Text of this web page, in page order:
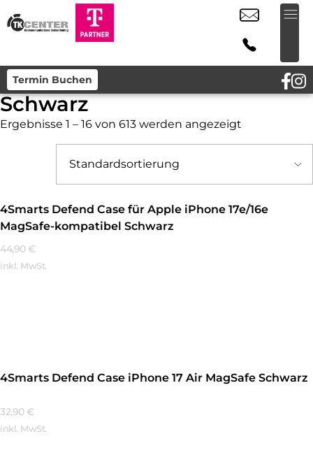
Termin Buchen
Schwarz
Ergebnisse 1 – 16 von 613 werden angezeigt
4Smarts Defend Case für Apple iPhone 17e/16e
MagSafe-kompatibel Schwarz
44,90 €
inkl. MwSt.
4Smarts Defend Case iPhone 17 Air MagSafe Schwarz
32,90 €
inkl. MwSt.